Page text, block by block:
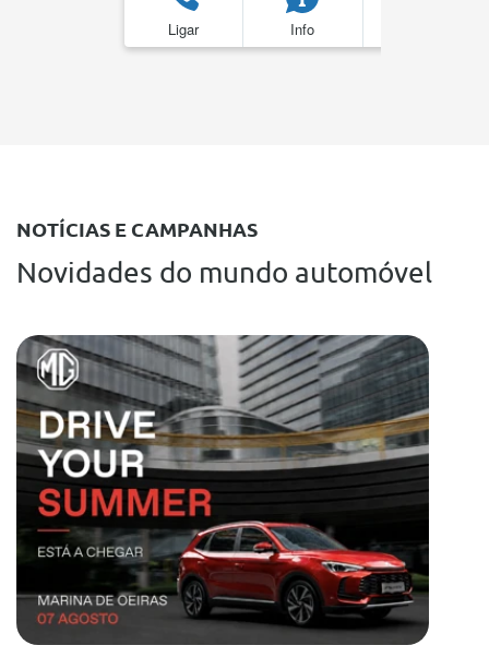
Ligar Info
NOTÍCIAS E CAMPANHAS
Novidades do mundo automóvel